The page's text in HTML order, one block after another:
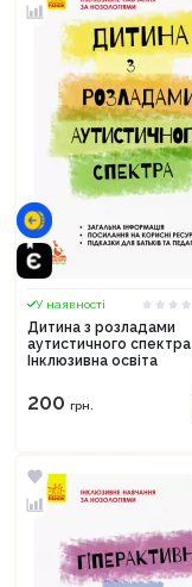
У наявності
Дитина з розладами
аутистичного спектра
Інклюзивна освіта
200 грн.